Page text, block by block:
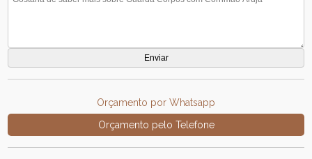
Orçamento por Whatsapp
Orçamento pelo Telefone